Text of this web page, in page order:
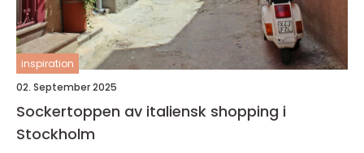
inspiration
02. September 2025
Sockertoppen av italiensk shopping i
Stockholm